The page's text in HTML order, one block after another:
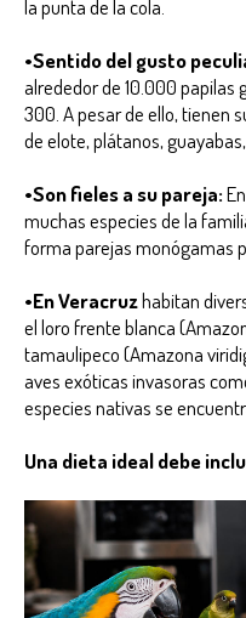
la punta de la cola.
•Sentido del gusto
alrededor de 10.000 papilas
300. A pesar de ello, tienen
de elote, plátanos,
•Son fieles a su pareja:
muchas especies de la
forma parejas monógamas
•En Veracruzhabitan
el loro frente blanca
tamaulipeco (Amazona
aves exóticas invasoras
especies nativas se
Una dieta ideal debe